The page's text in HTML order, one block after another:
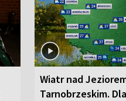
Wiatr nad
Tarnobrzeskim.